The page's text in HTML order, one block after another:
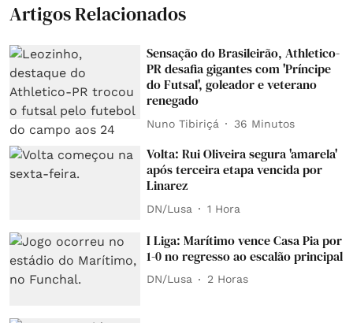
Artigos Relacionados
Sensação do Brasileirão, Athletico-
PR desafia gigantes com 'Príncipe
do Futsal', goleador e veterano
renegado
Nuno Tibiriçá 36 Minutos
Volta: Rui Oliveira segura 'amarela'
após terceira etapa vencida por
Linarez
DN/Lusa 1 Hora
I Liga: Marítimo vence Casa Pia por
1-0 no regresso ao escalão principal
DN/Lusa 2 Horas